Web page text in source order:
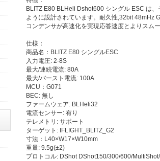
BLITZ E80 BLHeli Dshot600 シングル ESC は
ように設計されています。耐久性,32bit 48mHz
コンデンサが高速化を実現応答速度とよりスムー
仕様：
商品名：BLITZ E80 シングルESC
入力電圧: 2-8S
最大/連続電流: 80A
最大/バースト電流: 100A
MCU：G071
BEC: 無し
ファームウェア: BLHeli32
電流センサー: 有り
テレメトリ: サポート
ターゲット: IFLIGHT_BLITZ_G2
寸法：L40×W17×W10mm
重量: 9.5g(±2)
プロトコル: DShot DShot150/300/600/